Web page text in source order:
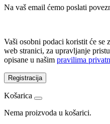
Na vaš email ćemo poslati
Vaši osobni podaci koristit će se
web stranici, za upravljanje
opisane u našim pravilima
Registracija
Košarica
Nema proizvoda u košarici.